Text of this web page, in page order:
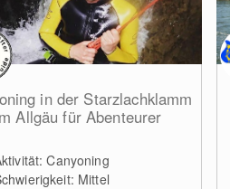
in der Starzlachklamm
Allgäu für Abenteurer
Canyoning
Mittel